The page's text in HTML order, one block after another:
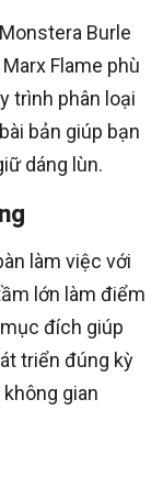
Burle
Flame phù
trình phân loại
bản giúp bạn
dáng lùn.
làm việc với
lớn làm điểm
đích giúp
triển đúng kỳ
gian